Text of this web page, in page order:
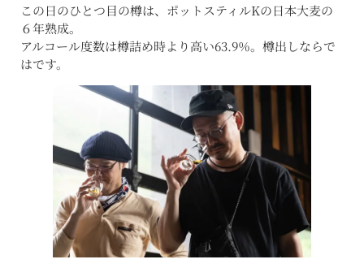
この日のひとつ目の樽は、ポットスティルKの日本大麦の
６年熟成。
アルコール度数は樽詰め時より高い63.9％。樽出しならで
はです。